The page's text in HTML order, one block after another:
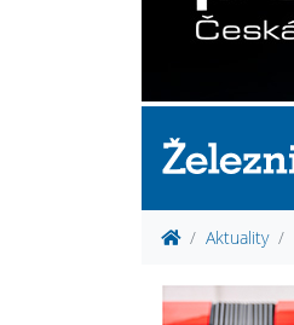
Aktuality